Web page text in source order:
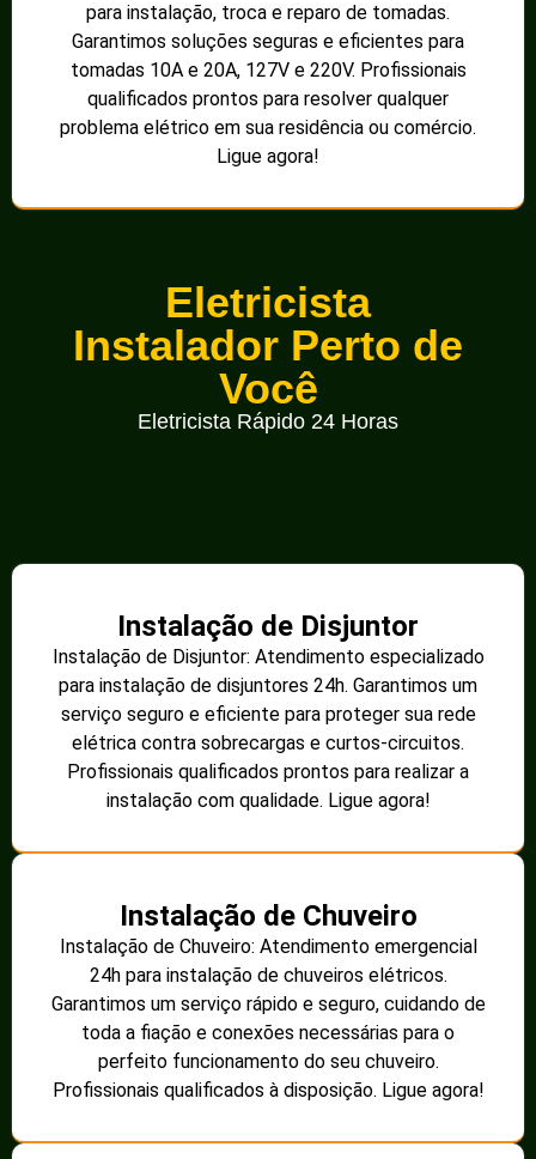
para instalação, troca e reparo de tomadas.
Garantimos soluções seguras e eficientes para
tomadas 10A e 20A, 127V e 220V. Profissionais
qualificados prontos para resolver qualquer
problema elétrico em sua residência ou comércio.
Ligue agora!
Eletricista
Instalador Perto de
Você
Eletricista Rápido 24 Horas
Instalação de Disjuntor
Instalação de Disjuntor: Atendimento especializado
para instalação de disjuntores 24h. Garantimos um
serviço seguro e eficiente para proteger sua rede
elétrica contra sobrecargas e curtos-circuitos.
Profissionais qualificados prontos para realizar a
instalação com qualidade. Ligue agora!
Instalação de Chuveiro
Instalação de Chuveiro: Atendimento emergencial
24h para instalação de chuveiros elétricos.
Garantimos um serviço rápido e seguro, cuidando de
toda a fiação e conexões necessárias para o
perfeito funcionamento do seu chuveiro.
Profissionais qualificados à disposição. Ligue agora!